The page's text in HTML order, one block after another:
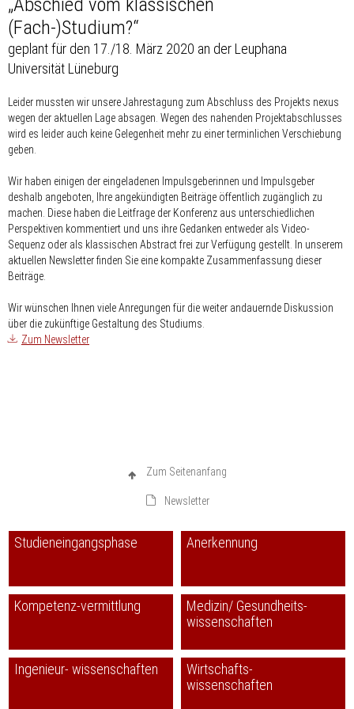
(Fach-)Studium?“
geplant für den 17./18. März 2020 an der Leuphana
Universität Lüneburg
Leider mussten wir unsere Jahrestagung zum Abschluss des Projekts nexus
wegen der aktuellen Lage absagen. Wegen des nahenden Projektabschlusses
wird es leider auch keine Gelegenheit mehr zu einer terminlichen Verschiebung
geben.
Wir haben einigen der eingeladenen Impulsgeberinnen und Impulsgeber
deshalb angeboten, Ihre angekündigten Beiträge öffentlich zugänglich zu
machen. Diese haben die Leitfrage der Konferenz aus unterschiedlichen
Perspektiven kommentiert und uns ihre Gedanken entweder als Video-
Sequenz oder als klassischen Abstract frei zur Verfügung gestellt. In unserem
aktuellen Newsletter finden Sie eine kompakte Zusammenfassung dieser
Beiträge.
Wir wünschen Ihnen viele Anregungen für die weiter andauernde Diskussion
über die zukünftige Gestaltung des Studiums.
Zum Newsletter
Zum Seitenanfang
Newsletter
Studieneingangsphase Anerkennung
Kompetenz-vermittlung
Medizin/ Gesundheits-
wissenschaften
Ingenieur- wissenschaften
Wirtschafts-
wissenschaften